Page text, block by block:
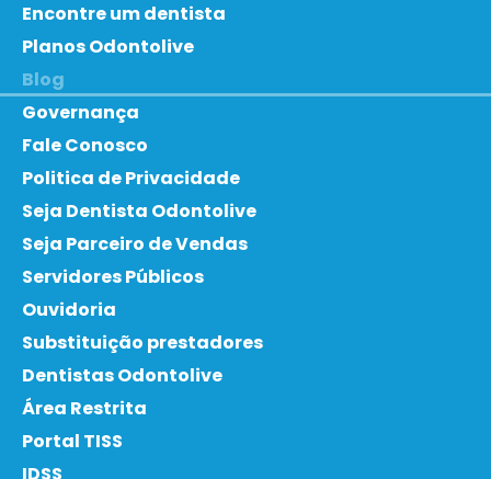
Encontre um dentista
Planos Odontolive
Blog
Governança
Fale Conosco
Politica de Privacidade
Seja Dentista Odontolive
Seja Parceiro de Vendas
Servidores Públicos
Ouvidoria
Substituição prestadores
Dentistas Odontolive
Área Restrita
Portal TISS